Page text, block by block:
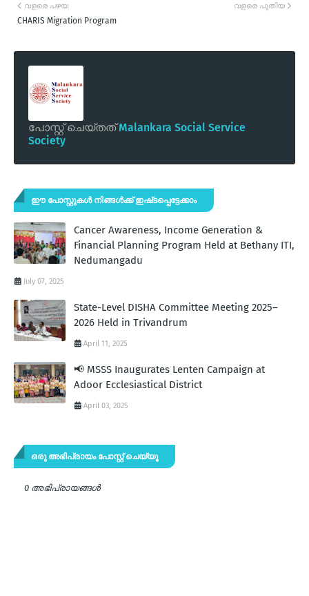
വളരെ പുതിയ
വളരെ പഴയ
CHARIS Migration Program
പോസ്റ്റ് ചെയ്തത്Malankara Social Service
Society
ഈ പോസ്റ്റുകൾ നിങ്ങൾക്ക് ഇഷ്‌‌ടപ്പെട്ടേക്കാം
Cancer Awareness, Income Generation &
Financial Planning Program Held at Bethany ITI,
Nedumangadu
July 07, 2025
State-Level DISHA Committee Meeting 2025–
2026 Held in Trivandrum
April 11, 2025
📢 MSSS Inaugurates Lenten Campaign at
Adoor Ecclesiastical District
April 03, 2025
ഒരു അഭിപ്രായം പോസ്റ്റ് ചെയ്യൂ
0 അഭിപ്രായങ്ങള്‍